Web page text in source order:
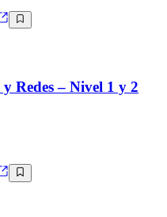
Redes – Nivel 1 y 2